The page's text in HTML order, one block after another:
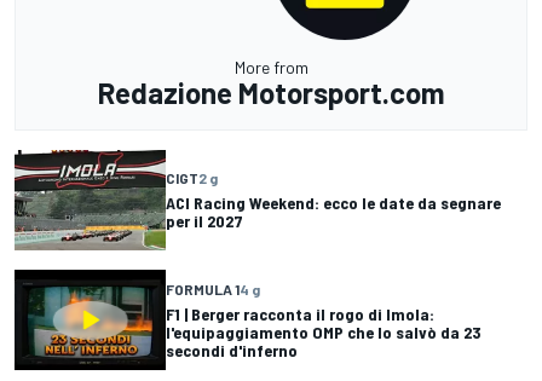
More from
Redazione Motorsport.com
CIGT2 g
ACI Racing Weekend: ecco le date da segnare
per il 2027
FORMULA 14 g
F1 | Berger racconta il rogo di Imola:
l'equipaggiamento OMP che lo salvò da 23
secondi d'inferno